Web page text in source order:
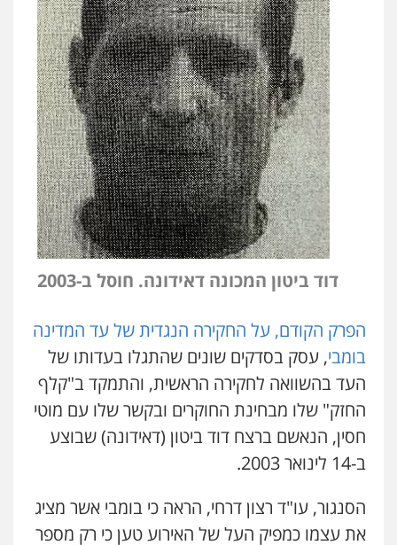
דוד ביטון המכונה דאידונה. חוסל ב-2003
הפרק הקודם, על החקירה הנגדית של עד המדינה
בומבי, עסק בסדקים שונים שהתגלו בעדותו של
העד בהשוואה לחקירה הראשית, והתמקד ב"קלף
החזק" שלו מבחינת החוקרים ובקשר שלו עם מוטי
חסין, הנאשם ברצח דוד ביטון (דאידונה) שבוצע
ב-14 לינואר 2003.
הסנגור, עו"ד רצון דרחי, הראה כי בומבי אשר מציג
את עצמו כמפיק העל של האירוע טען כי רק מספר